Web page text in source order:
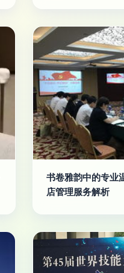
书卷雅韵中的专业
店管理服务解析